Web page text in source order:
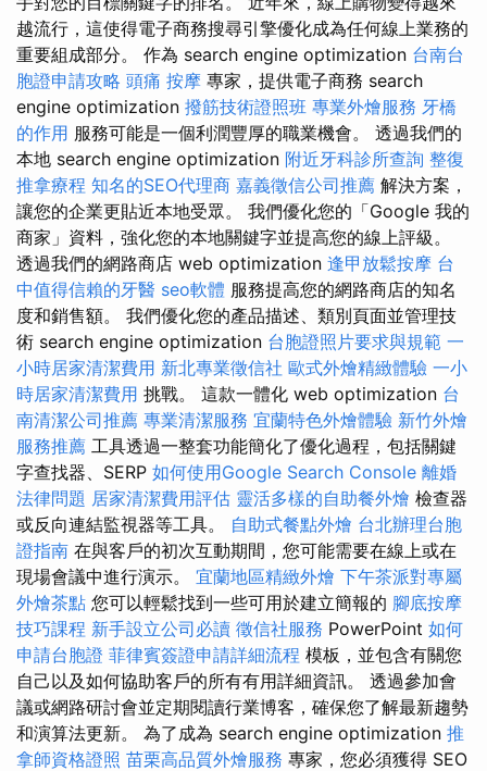
越流行，這使得電子商務搜尋引擎優化成為任何線上業務的
重要組成部分。 作為 search engine optimization 台南台
胞證申請攻略 頭痛 按摩 專家，提供電子商務 search
engine optimization 撥筋技術證照班 專業外燴服務 牙橋
的作用 服務可能是一個利潤豐厚的職業機會。 透過我們的
本地 search engine optimization 附近牙科診所查詢 整復
推拿療程 知名的SEO代理商 嘉義徵信公司推薦 解決方案，
讓您的企業更貼近本地受眾。 我們優化您的「Google 我的
商家」資料，強化您的本地關鍵字並提高您的線上評級。
透過我們的網路商店 web optimization 逢甲放鬆按摩 台
中值得信賴的牙醫 seo軟體 服務提高您的網路商店的知名
度和銷售額。 我們優化您的產品描述、類別頁面並管理技
術 search engine optimization 台胞證照片要求與規範 一
小時居家清潔費用 新北專業徵信社 歐式外燴精緻體驗 一小
時居家清潔費用 挑戰。 這款一體化 web optimization 台
南清潔公司推薦 專業清潔服務 宜蘭特色外燴體驗 新竹外燴
服務推薦 工具透過一整套功能簡化了優化過程，包括關鍵
字查找器、SERP 如何使用Google Search Console 離婚
法律問題 居家清潔費用評估 靈活多樣的自助餐外燴 檢查器
或反向連結監視器等工具。 自助式餐點外燴 台北辦理台胞
證指南 在與客戶的初次互動期間，您可能需要在線上或在
現場會議中進行演示。 宜蘭地區精緻外燴 下午茶派對專屬
外燴茶點 您可以輕鬆找到一些可用於建立簡報的 腳底按摩
技巧課程 新手設立公司必讀 徵信社服務 PowerPoint 如何
申請台胞證 菲律賓簽證申請詳細流程 模板，並包含有關您
自己以及如何協助客戶的所有有用詳細資訊。 透過參加會
議或網路研討會並定期閱讀行業博客，確保您了解最新趨勢
和演算法更新。 為了成為 search engine optimization 推
拿師資格證照 苗栗高品質外燴服務 專家，您必須獲得 SEO